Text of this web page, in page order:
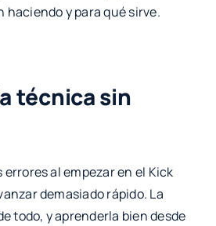
haciendo y para qué sirve.
técnica sin
errores al empezar en el Kick
demasiado rápido. La
todo, y aprenderla bien desde